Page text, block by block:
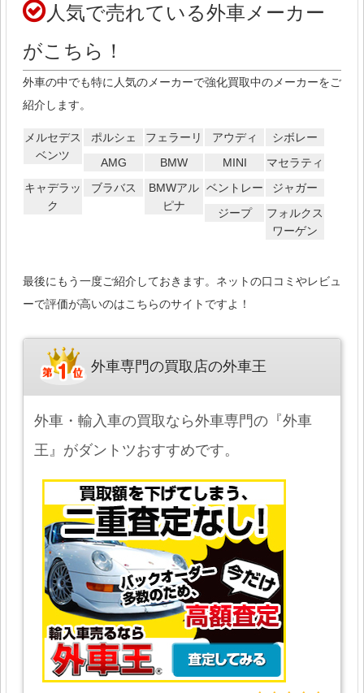
人気で売れている外車メーカー
がこちら！
外車の中でも特に人気のメーカーで強化買取中のメーカーをご
紹介します。
メルセデス
ベンツ
ポルシェ フェラーリ アウディ
シボレー
AMG
BMW MINI
マセラティ
キャデラッ
ク
ブラバス
BMWアル
ピナ
ベントレー
ジャガー
ジープ
フォルクス
ワーゲン
最後にもう一度ご紹介しておきます。ネットの口コミやレビュ
ーで評価が高いのはこちらのサイトですよ！
外車専門の買取店の外車王
外車・輸入車の買取なら外車専門の『外車
王』がダントツおすすめです。